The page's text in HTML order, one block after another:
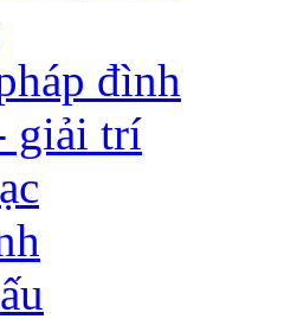
đình
giải trí